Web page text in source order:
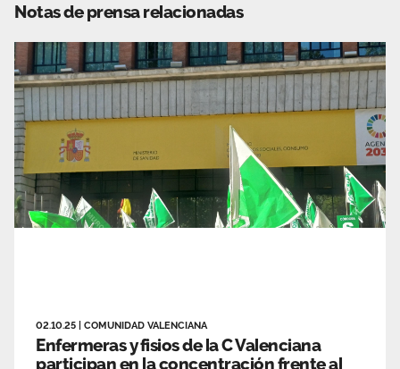
Notas de prensa relacionadas
02.10.25 COMUNIDAD VALENCIANA
Enfermeras y fisios de la C Valenciana
participan en la concentración frente al